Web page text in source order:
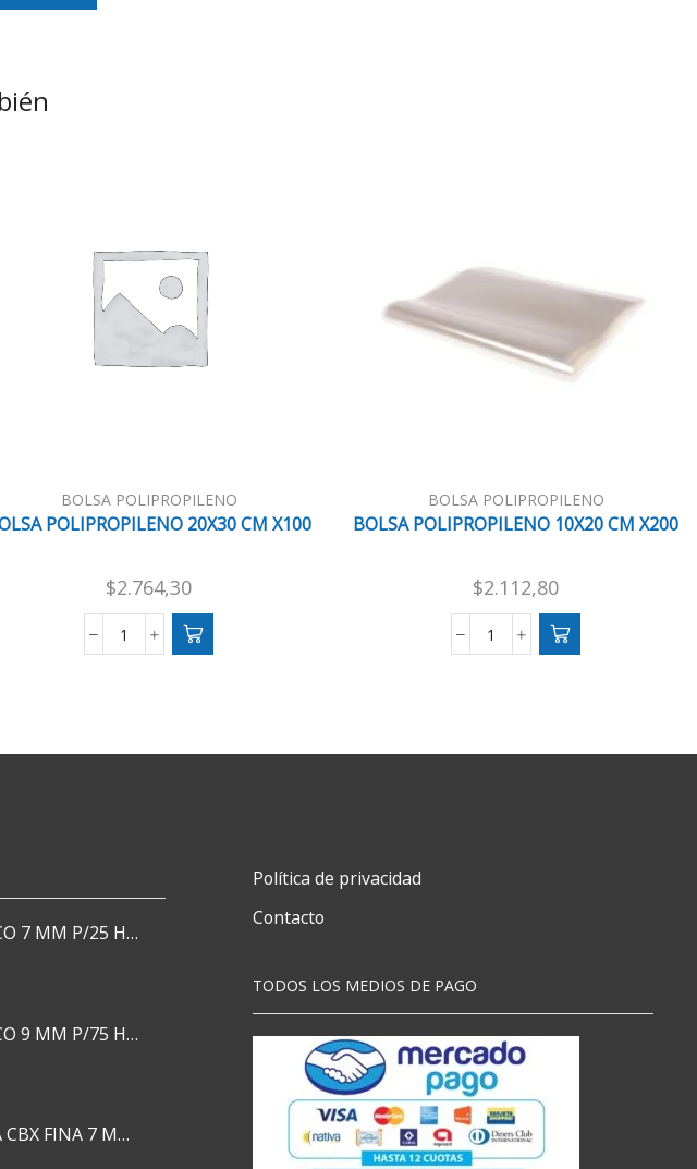
BOLSA POLIPROPILENO
POLIPROPILENO 20X30 CM X100
$2.764,30
BOLSA
cantidad
BOLSA POLIPROPILENO
BOLSA POLIPROPILENO 10X20 CM X200
$2.112,80
BOLSA
cantidad
ESPIRAL PLASTICO 7 MM P/25 HJS X50x3000
ESPIRAL PLASTICO 9 MM P/75 HJS X50X2400
SILICONA BARRA CBX FINA 7 MM 28 CM
Política de privacidad
Contacto
TODOS LOS MEDIOS DE PAGO